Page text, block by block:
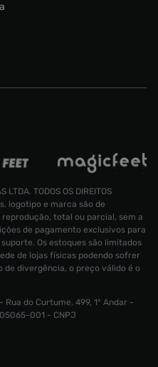
Tamanho:39 R$ 699,99
LTDA. TODOS OS DIREITOS
logotipo e marca são de
total ou parcial, sem a
de pagamento exclusivos para
Os estoques são limitados
de lojas físicas podendo sofrer
de divergência, o preço válido é o
- Rua do Curtume, 499, 1° Andar -
001 - CNPJ